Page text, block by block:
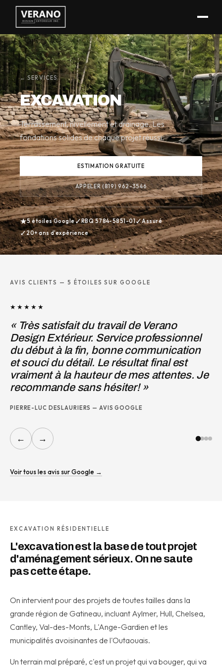
← SERVICES
EXCAVATION
Terrassement, nivellement et drainage. Les
fondations solides de chaque projet réussi.
ESTIMATION GRATUITE
APPELER (819) 962-3546
★5 étoiles Google✓RBQ 5784-5851-01✓Assuré
✓20+ ans d'expérience
AVIS CLIENTS — 5 ÉTOILES SUR GOOGLE
★★★★★
« Très satisfait du travail de Verano
Design Extérieur. Service professionnel
du début à la fin, bonne communication
et souci du détail. Le résultat final est
vraiment à la hauteur de mes attentes. Je
recommande sans hésiter! »
PIERRE-LUC DESLAURIERS — AVIS GOOGLE
← →
Voir tous les avis sur Google →
EXCAVATION RÉSIDENTIELLE
L'excavation est la base de tout projet
d'aménagement sérieux. On ne saute
pas cette étape.
On intervient pour des projets de toutes tailles dans la
grande région de Gatineau, incluant Aylmer, Hull, Chelsea,
Cantley, Val-des-Monts, L'Ange-Gardien et les
municipalités avoisinantes de l'Outaouais.
Un terrain mal préparé, c'est un projet qui va bouger, qui va